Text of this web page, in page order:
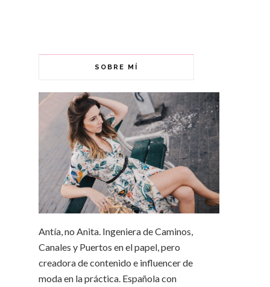
SOBRE MÍ
Antía, no Anita. Ingeniera de Caminos,
Canales y Puertos en el papel, pero
creadora de contenido e influencer de
moda en la práctica. Española con